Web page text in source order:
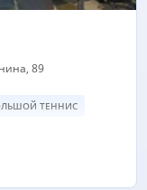
89
ТЕННИС